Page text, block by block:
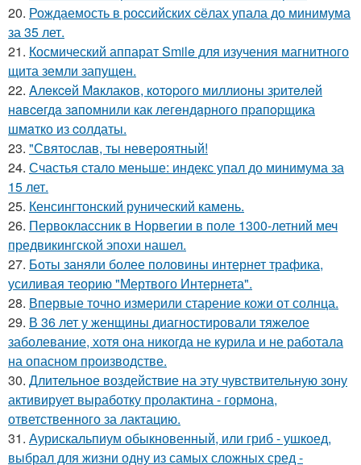
20. Рождаемость в роcсийских cёлах упала до минимума
за 35 лет.
21. Космический аппарат Smile для изучения магнитного
щита земли запущен.
22. Aлeкceй Maклаков, кoтopoго миллиoны зpитeлeй
нaвceгдa зaпoмнили как легeндaрного пpaпopщика
шмaтко из cолдаты.
23. "Святослав, ты невероятный!
24. Счастья стало меньше: индекс упал до минимума за
15 лет.
25. Кенсингтонский рунический камень.
26. Первоклассник в Норвегии в поле 1300-летний меч
предвикингской эпохи нашел.
27. Боты заняли более половины интернет трафика,
усиливая теорию "Мертвого Интернета".
28. Впервые точно измерили старение кожи от солнца.
29. В 36 лет у женщины диагностировали тяжелое
заболевание, хотя она никогда не курила и не работала
на опасном производстве.
30. Длительное воздействие на эту чувствительную зону
активирует выработку пролактина - гормона,
ответственного за лактацию.
31. Аурискальпиум обыкновенный, или гриб - ушкоед,
выбрал для жизни одну из самых сложных сред -